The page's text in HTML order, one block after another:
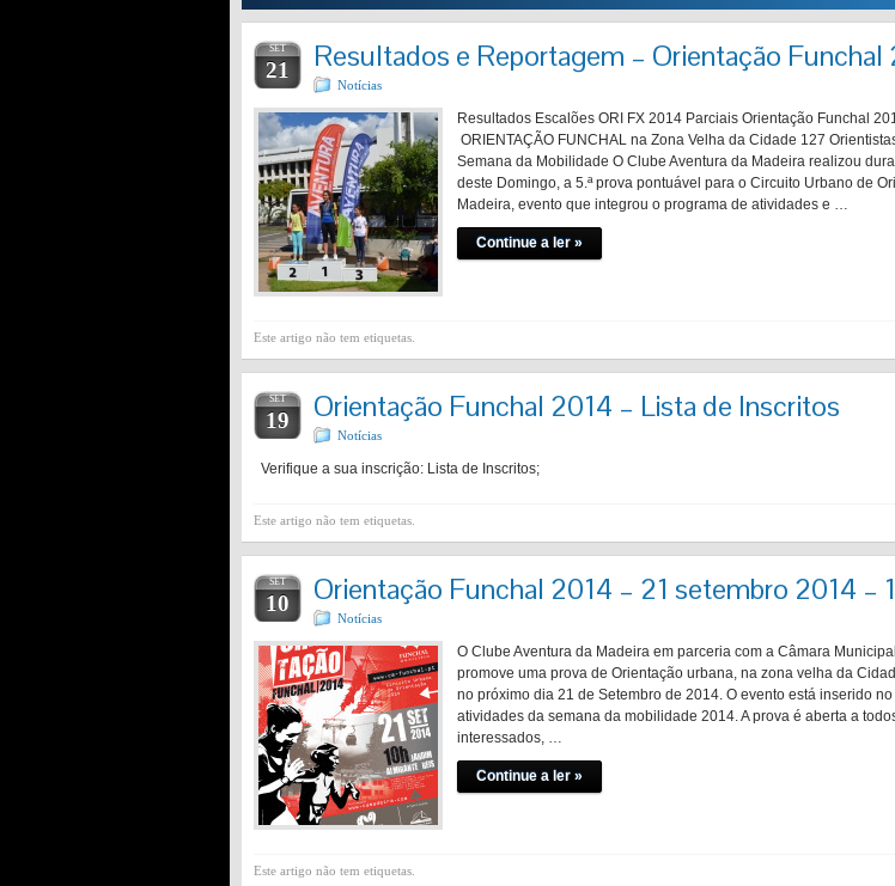
SET
21 Resultados e Reportagem – Orientação Funchal
Notícias
Resultados Escalões ORI FX 2014 Parciais Orientação Funchal
ORIENTAÇÃO FUNCHAL na Zona Velha da Cidade 127
Semana da Mobilidade O Clube Aventura da Madeira realizou
deste Domingo, a 5.ª prova pontuável para o Circuito Urbano de
Madeira, evento que integrou o programa de atividades e …
Continue a ler »
Este artigo não tem etiquetas.
SET
19 Orientação Funchal 2014 – Lista de Inscritos
Notícias
Verifique a sua inscrição: Lista de Inscritos;
Este artigo não tem etiquetas.
SET
10 Orientação Funchal 2014 – 21 setembro 2014 –
Notícias
O Clube Aventura da Madeira em parceria com a Câmara
promove uma prova de Orientação urbana, na zona velha da
no próximo dia 21 de Setembro de 2014. O evento está inserido
atividades da semana da mobilidade 2014. A prova é aberta a
interessados, …
Continue a ler »
Este artigo não tem etiquetas.